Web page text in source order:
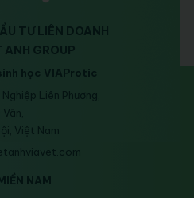
TƯ LIÊN DOANH
GROUP
học VIAProtic
Liên Phương,
Việt Nam
NAM